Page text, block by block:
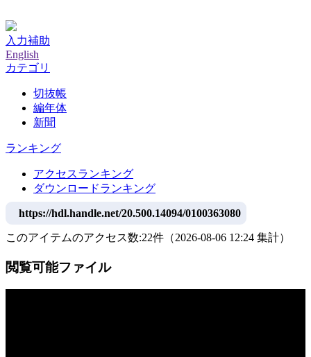
入力補助
English
カテゴリ
切抜帳
編年体
新聞
ランキング
アクセスランキング
ダウンロードランキング
https://hdl.handle.net/20.500.14094/0100363080
このアイテムのアクセス数:22件 （2026-08-06 12:24 集計）
閲覧可能ファイル